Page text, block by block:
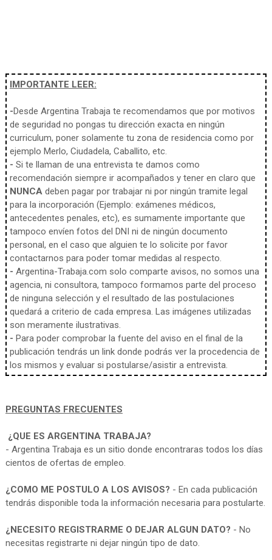
IMPORTANTE LEER:
-Desde Argentina Trabaja te recomendamos que por motivos
de seguridad no pongas tu dirección exacta en ningún
curriculum, poner solamente tu zona de residencia como por
ejemplo Merlo, Ciudadela, Caballito, etc.
- Si te llaman de una entrevista te damos como
recomendación siempre ir acompañados y tener en claro que
NUNCAdeben pagar por trabajar ni por ningún tramite legal
para la incorporación (Ejemplo: exámenes médicos,
antecedentes penales, etc), es sumamente importante que
tampoco envíen fotos del DNI ni de ningún documento
personal, en el caso que alguien te lo solicite por favor
contactarnos para poder tomar medidas al respecto.
- Argentina-Trabaja.com solo comparte avisos, no somos una
agencia, ni consultora, tampoco formamos parte del proceso
de ninguna selección y el resultado de las postulaciones
quedará a criterio de cada empresa. Las imágenes utilizadas
son meramente ilustrativas.
- Para poder comprobar la fuente del aviso en el final de la
publicación tendrás un link donde podrás ver la procedencia de
los mismos y evaluar si postularse/asistir a entrevista.
PREGUNTAS FRECUENTES
¿QUE ES ARGENTINA TRABAJA?
- Argentina Trabaja es un sitio donde encontraras todos los días
cientos de ofertas de empleo.
¿COMO ME POSTULO A LOS AVISOS? - En cada publicación
tendrás disponible toda la información necesaria para postularte.
¿NECESITO REGISTRARME O DEJAR ALGUN DATO? - No
necesitas registrarte ni dejar ningún tipo de dato.